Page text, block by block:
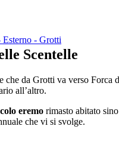
Scentelle
che da Grotti va verso
all’altro.
eremo rimasto abitato
che vi si svolge.